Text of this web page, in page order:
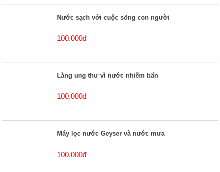
Nước sạch với cuộc sống con người
100.000đ
Làng ung thư vì nước nhiễm bẩn
100.000đ
Máy lọc nước Geyser và nước mưa
100.000đ